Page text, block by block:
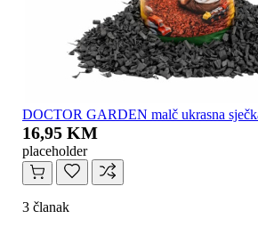
DOCTOR GARDEN malč ukrasna
16,95 KM
placeholder
3 članak